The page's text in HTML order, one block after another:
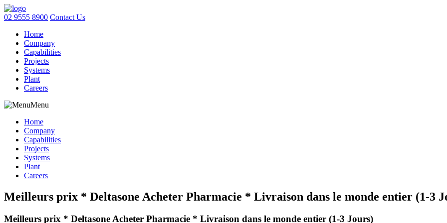
02 9555 8900 Contact Us
Home
Company
Capabilities
Projects
Systems
Plant
Careers
Menu
Home
Company
Capabilities
Projects
Systems
Plant
Careers
Meilleurs prix * Deltasone Acheter Pharmacie * Livraison dans le monde entier (1-3
Meilleurs prix * Deltasone Acheter Pharmacie * Livraison dans le monde entier (1-3 Jours)